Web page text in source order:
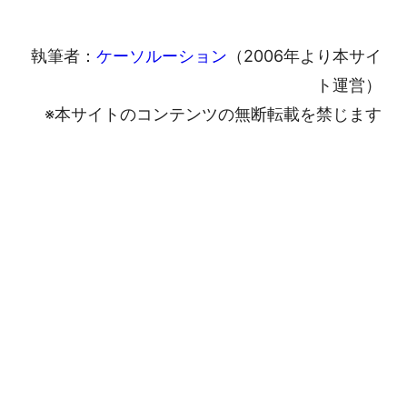
執筆者： ケーソルーション （2006年より本サイ
ト運営）
※本サイトのコンテンツの無断転載を禁じます